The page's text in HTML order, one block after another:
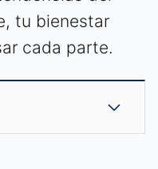
tu bienestar
cada parte.